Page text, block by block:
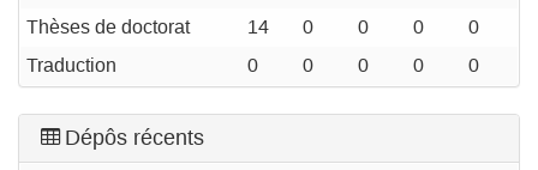
Thèses de doctorat
14 0 0 0
0
Traduction
0 0 0 0 0
Dépôs récents